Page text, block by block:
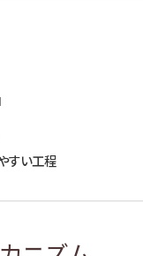
すい工程